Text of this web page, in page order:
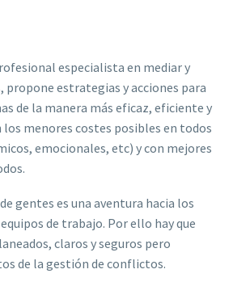
especialista en mediar y
estrategias y acciones para
de la manera más eficaz, eficiente y
menores costes posibles en todos
emocionales, etc) y con mejores
gentes es una aventura hacia los
de trabajo. Por ello hay que
claros y seguros pero
de la gestión de conflictos.